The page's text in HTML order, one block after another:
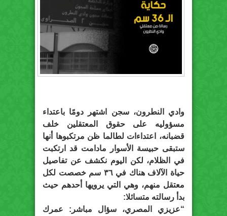
وادي النطرون، سجن اشتهر دومًا باعتداء
مسؤوليه على حقوق المعتقلين خلف
قضبانه، اعتداءات لطالما ظن مرتكبوها أنها
ستبقى حبيسة الأسوار مادامت قد ارتكبت
في الظلام، لكن اليوم نكشف عن تفاصيل
حياة الآلاف هناك في ٣٦ سم خصصت لكل
معتقل منهم، وهي التي يرويها أحدهم حيث
بدأ رسالته متسائلا:
“عزيزي المصري، سؤال مباشر: عمرك